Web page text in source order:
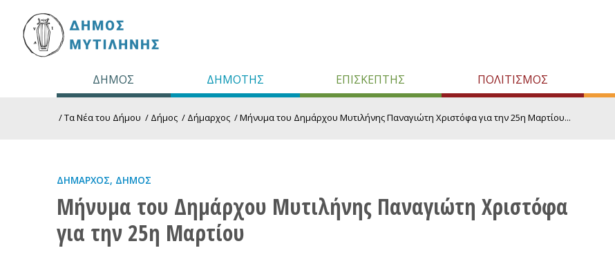
ΔΗΜΟΣ ΔΗΜΟΤΗΣ ΕΠΙΣΚΕΠΤΗΣ ΠΟΛΙΤΙΣΜΟΣ
/Τα Νέα του Δήμου / Δήμος / Δήμαρχος /Μήνυμα του Δημάρχου Μυτιλήνης Παναγιώτη Χριστόφα για την 25η Μαρτίου...
ΔΉΜΑΡΧΟΣ, ΔΉΜΟΣ
Μήνυμα του Δημάρχου Μυτιλήνης Παναγιώτη Χριστόφα
για την 25η Μαρτίου